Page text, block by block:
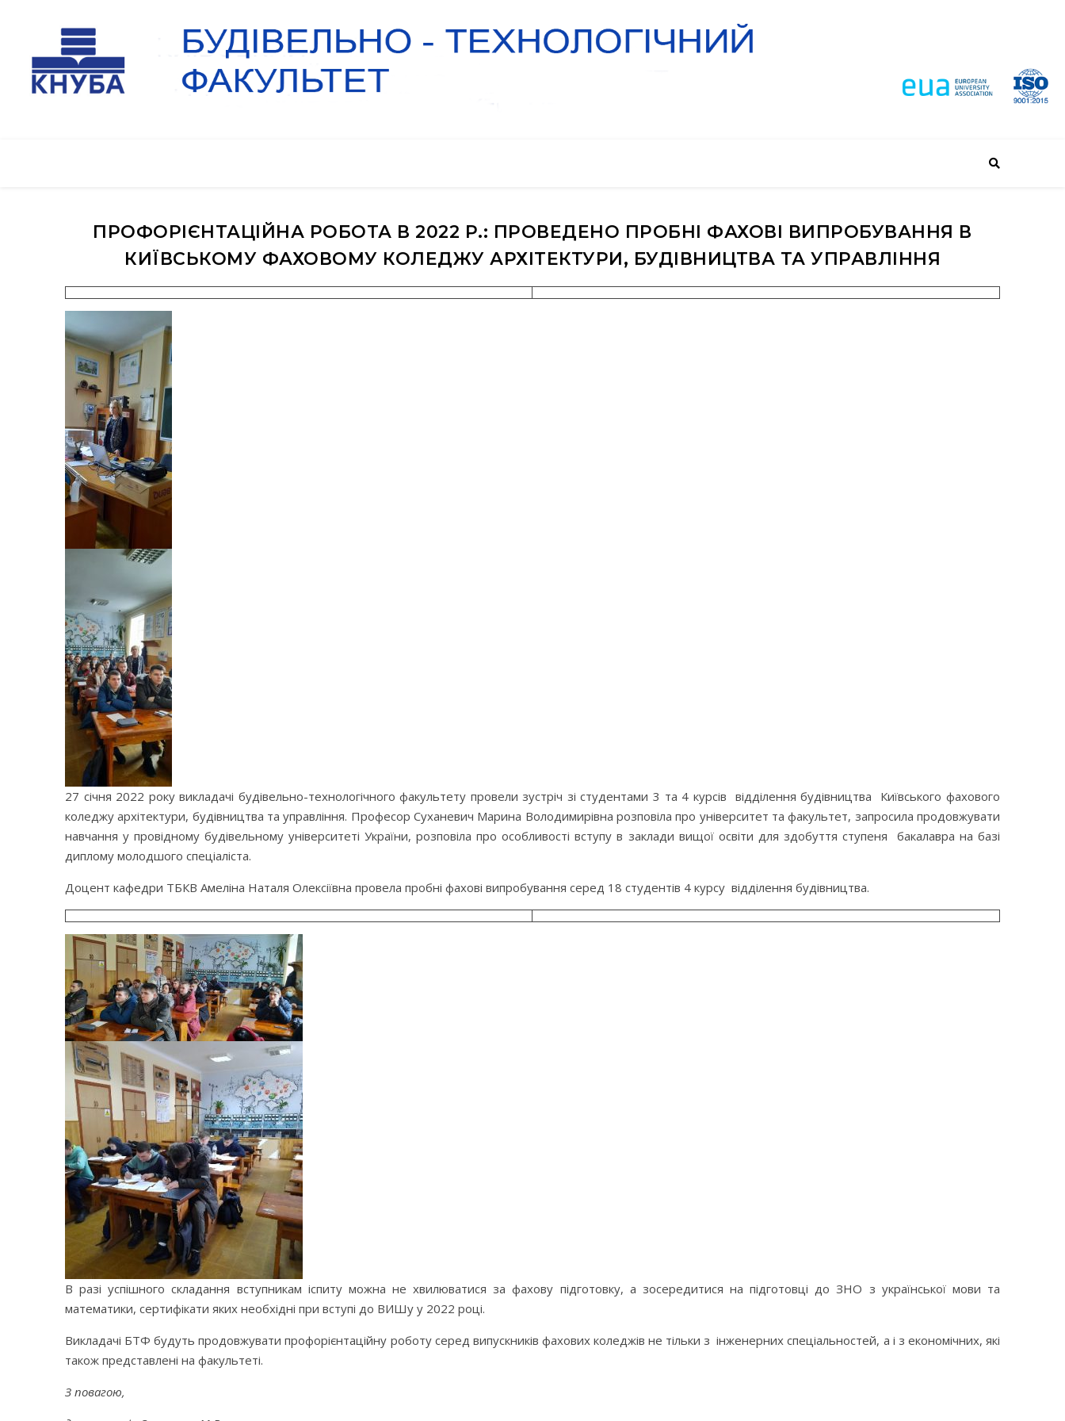
ПРОФОРІЄНТАЦІЙНА РОБОТА В 2022 Р.: ПРОВЕДЕНО ПРОБНІ ФАХОВІ ВИПРОБУВАННЯ В
КИЇВСЬКОМУ ФАХОВОМУ КОЛЕДЖУ АРХІТЕКТУРИ, БУДІВНИЦТВА ТА УПРАВЛІННЯ
27 січня 2022 року викладачі будівельно-технологічного факультету провели зустріч зі студентами 3 та 4 курсів відділення будівництва Київського фахового
коледжу архітектури, будівництва та управління. Професор Суханевич Марина Володимирівна розповіла про університет та факультет, запросила продовжувати
навчання у провідному будівельному університеті України, розповіла про особливості вступу в заклади вищої освіти для здобуття ступеня бакалавра на базі
диплому молодшого спеціаліста.
Доцент кафедри ТБКВ Амеліна Наталя Олексіївна провела пробні фахові випробування серед 18 студентів 4 курсу відділення будівництва.
В разі успішного складання вступникам іспиту можна не хвилюватися за фахову підготовку, а зосередитися на підготовці до ЗНО з української мови та
математики, сертифікати яких необхідні при вступі до ВИШу у 2022 році.
Викладачі БТФ будуть продовжувати профорієнтаційну роботу серед випускників фахових коледжів не тільки з інженерних спеціальностей, а і з економічних, які
також представлені на факультеті.
З повагою,